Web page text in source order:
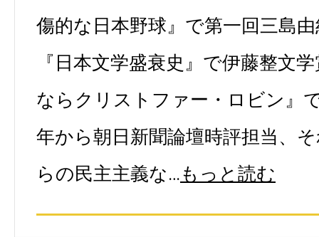
傷的な日本野球』で第一回三島
『日本文学盛衰史』で伊藤整文
ならクリストファー・ロビン』
年から朝日新聞論壇時評担当、
らの民主主義な…もっと読む